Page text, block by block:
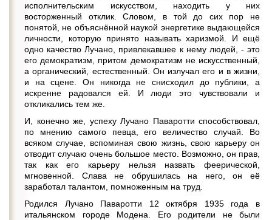
исполнительским искусством, находить у них
восторженный отклик. Словом, в той до сих пор не
понятой, не объяснённой наукой энергетике выдающейся
личности, которую принято называть харизмой. И ещё
одно качество Лучано, привлекавшее к нему людей, - это
его демократизм, притом демократизм не искусственный,
а органический, естественный. Он излучал его и в жизни,
и на сцене. Он никогда не снисходил до публики, а
искренне радовался ей. И люди это чувствовали и
откликались тем же.
И, конечно же, успеху Лучано Паваротти способствовал,
по мнению самого певца, его величество случай. Во
всяком случае, вспоминая свою жизнь, свою карьеру он
отводит случаю очень большое место. Возможно, он прав,
так как его карьеру нельзя назвать феерической,
мгновенной. Слава не обрушилась на него, он её
заработал талантом, помноженным на труд.
Родился Лучано Паваротти 12 октября 1935 года в
итальянском городе Модена. Его родители не были